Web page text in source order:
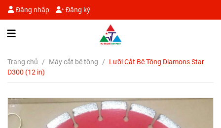
Đăng nhập Đăng ký
Trang chủ / Máy cắt bê tông /
Lưỡi Cắt Bê Tông Diamons Star
D300 (12 in)